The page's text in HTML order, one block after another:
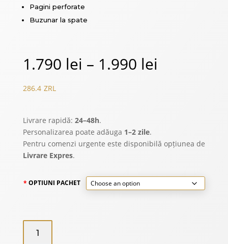
Pagini perforate
Buzunar la spate
1.790 lei – 1.990 lei
1.990 lei
286.4 ZRL
Livrare rapidă: 24–48h.
Personalizarea poate adăuga 1–2 zile.
Pentru comenzi urgente este disponibilă opțiunea de
Livrare Expres.
OPTIUNI PACHET
TRAVEL